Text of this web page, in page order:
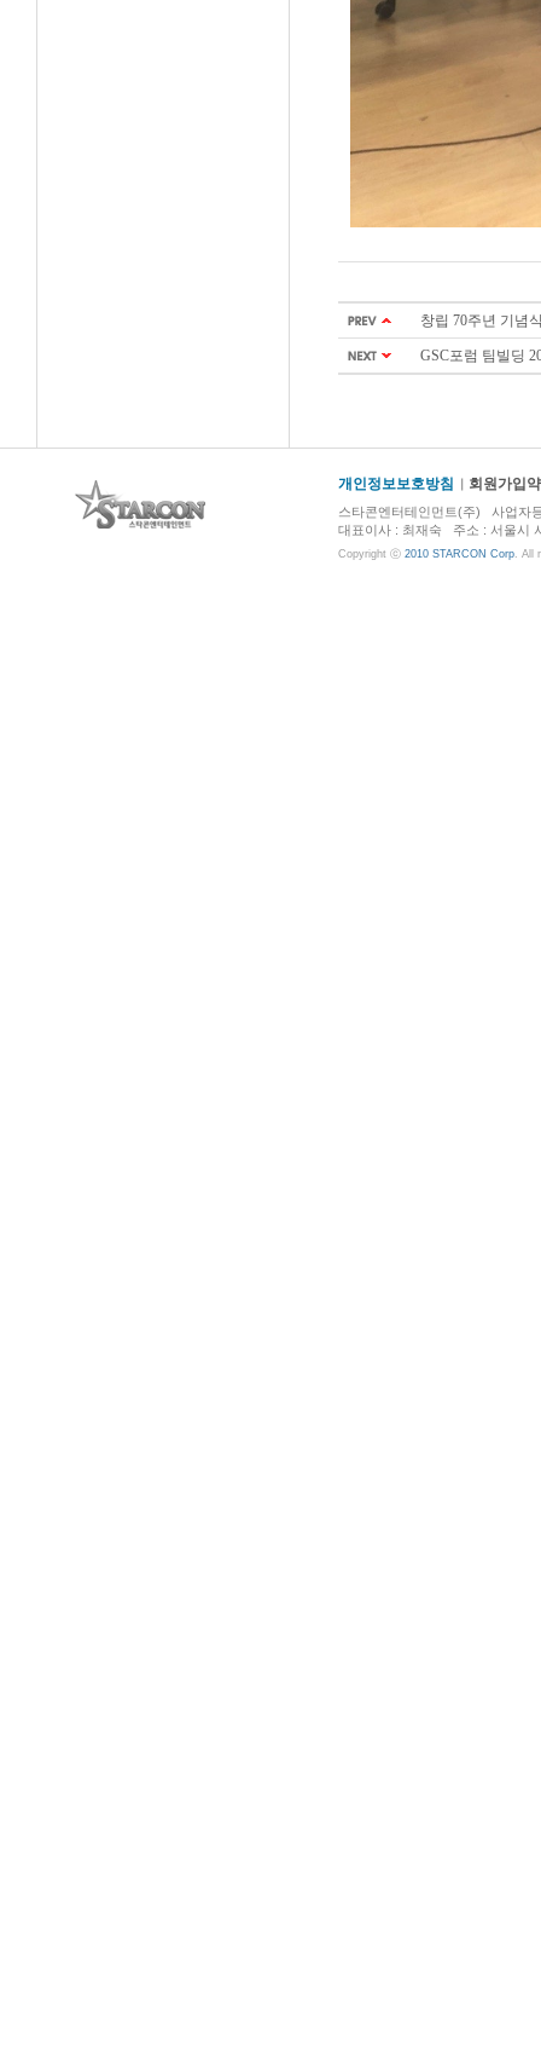
창립 70주년 기념
GSC포럼 팀빌딩
개인정보보호방침 회원가입
스타콘엔터테인먼트(주) 사업자
대표이사 : 최재숙 주소 : 서울시
Copyright ⓒ 2010 STARCON Corp. All